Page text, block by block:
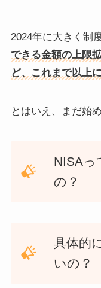
2024年に大きく制
できる金額の上限
ど、これまで以上
とはいえ、まだ始
NISAっ
の？
具体的
いの？